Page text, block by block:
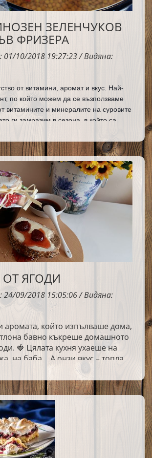
ЗЕЛЕНЧУКОВ
ФРИЗЕРА
01/10/2018 19:27:23 / Видяна:
от витамини, аромат и вкус. Най-
по който можем да се възползваме
витамините и минералите на суровите
ги замразим в сезона, в който са
се снабдяваме с торбичка "здраве"
консумацията на нитрати в
в изкуствени
си домашен зеленчуков микс, който
ръка по всяко време от годината.
от няколко продукта.
ЯГОДИ
24/09/2018 15:05:06 / Видяна:
аромата, който изпълваше дома,
бавно къкреше домашното
🍓 Цялата кухня ухаеше на
на баба… А онзи вкус – топла
с щедра лъжица сладко…
Тази рецепта – извадена от
тефтери на баба – е моят начин
назад. Нека заедно събудим
които топлят сърцето.